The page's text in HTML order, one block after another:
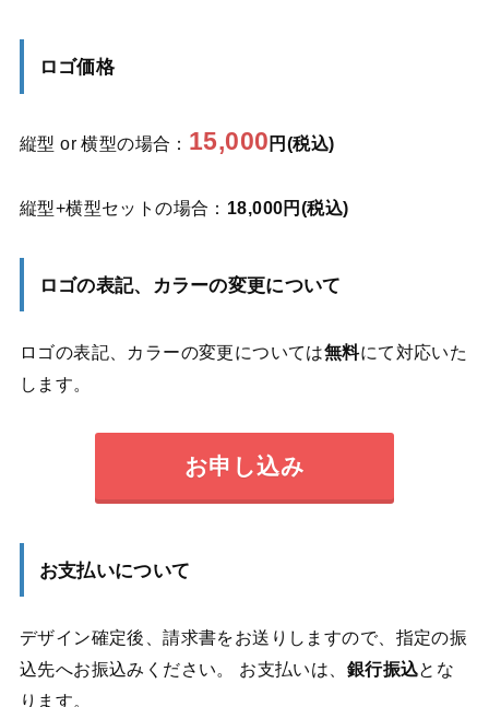
ロゴ価格
縦型 or 横型の場合： 15,000 円(税込)
縦型+横型セットの場合： 18,000円(税込)
ロゴの表記、カラーの変更について
ロゴの表記、カラーの変更については無料にて対応いた
します。
お申し込み
お支払いについて
デザイン確定後、請求書をお送りしますので、指定の振
込先へお振込みください。 お支払いは、 銀行振込とな
ります。